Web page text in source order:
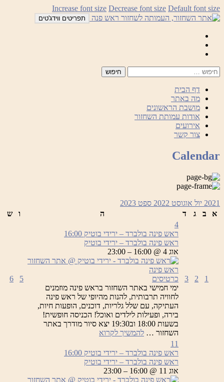
לדלג
לתוכן
Increase font size Decrease font size Default font size
תפריטים ווידג'טים
דף הבית
מה באתר
מושבת הראשונים
אודות עמותת השחזור
אירועים
צור קשר
Calendar
2021 יול אוגוסט 2022 ספט 2023
א
ב ג ד ה ו ש
1
2
3
4
ראש פינה בולברד – ירידי בוטיק 16:00
ראש פינה בולברד – ירידי בוטיק
אוג 4 @ 16:00 – 23:00
כרטיסים
ימי חמישי באתר השחזור בראש פינה מוזמנים
לחוויה תרבותית, להנות מהיופי של ראש פינה
העתיקה, עם שלל גלריות, דוכנים, הופעות חיות,
בירה, ופעילות לילדים ואוכל! הכניסה חופשית!
בשעות 18:00 וב19:30 יצא סיור מודרך באתר
השחזור … להמשיך לקרוא
בולברד
–
ירידי
בוטיק
5
6
11
ראש פינה בולברד – ירידי בוטיק 16:00
ראש פינה בולברד – ירידי בוטיק
אוג 11 @ 16:00 – 23:00